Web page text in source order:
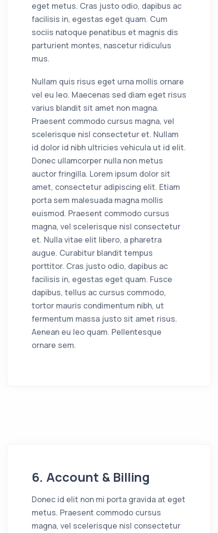
eget metus. Cras justo odio, dapibus ac
facilisis in, egestas eget quam. Cum
sociis natoque penatibus et magnis dis
parturient montes, nascetur ridiculus
mus.
Nullam quis risus eget urna mollis ornare
vel eu leo. Maecenas sed diam eget risus
varius blandit sit amet non magna.
Praesent commodo cursus magna, vel
scelerisque nisl consectetur et. Nullam
id dolor id nibh ultricies vehicula ut id elit.
Donec ullamcorper nulla non metus
auctor fringilla. Lorem ipsum dolor sit
amet, consectetur adipiscing elit. Etiam
porta sem malesuada magna mollis
euismod. Praesent commodo cursus
magna, vel scelerisque nisl consectetur
et. Nulla vitae elit libero, a pharetra
augue. Curabitur blandit tempus
porttitor. Cras justo odio, dapibus ac
facilisis in, egestas eget quam. Fusce
dapibus, tellus ac cursus commodo,
tortor mauris condimentum nibh, ut
fermentum massa justo sit amet risus.
Aenean eu leo quam. Pellentesque
ornare sem.
6. Account & Billing
Donec id elit non mi porta gravida at eget
metus. Praesent commodo cursus
magna, vel scelerisque nisl consectetur